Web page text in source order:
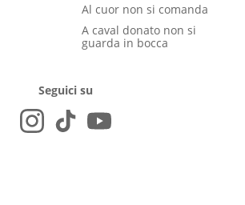
Al cuor non si comanda
A caval donato non si
guarda in bocca
Seguici su